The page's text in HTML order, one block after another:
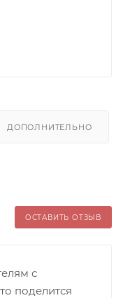
ДОПОЛНИТЕЛЬНО
ОСТАВИТЬ ОТЗЫВ
с
поделится